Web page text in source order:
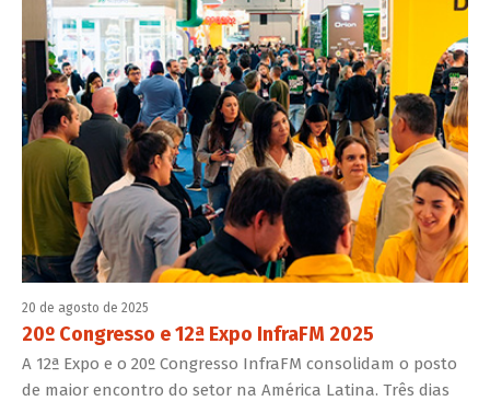
20 de agosto de 2025
20º Congresso e 12ª Expo InfraFM 2025
A 12ª Expo e o 20º Congresso InfraFM consolidam o posto
de maior encontro do setor na América Latina. Três dias